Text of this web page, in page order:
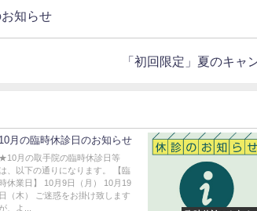
知らせ
「初回限定」夏のキャ
10月の臨時休診日のお知らせ
★10月の取手院の臨時休診日等
は、以下の通りになります。 【臨
休業日】 10月9日（月） 10月19
日（木） ご迷惑をお掛け致します
が、よ...